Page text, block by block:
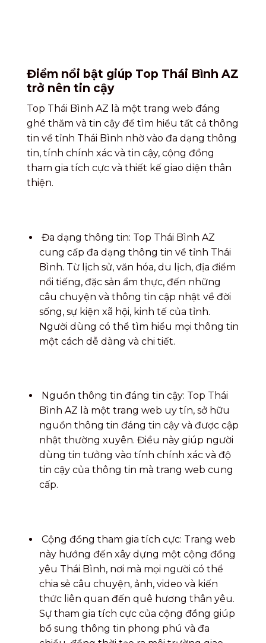
Điểm nổi bật giúp Top Thái Bình AZ
trở nên tin cậy
Top Thái Bình AZ là một trang web đáng
ghé thăm và tin cậy để tìm hiểu tất cả thông
tin về tỉnh Thái Bình nhờ vào đa dạng thông
tin, tính chính xác và tin cậy, cộng đồng
tham gia tích cực và thiết kế giao diện thân
thiện.
Đa dạng thông tin: Top Thái Bình AZ
cung cấp đa dạng thông tin về tỉnh Thái
Bình. Từ lịch sử, văn hóa, du lịch, địa điểm
nổi tiếng, đặc sản ẩm thực, đến những
câu chuyện và thông tin cập nhật về đời
sống, sự kiện xã hội, kinh tế của tỉnh.
Người dùng có thể tìm hiểu mọi thông tin
một cách dễ dàng và chi tiết.
Nguồn thông tin đáng tin cậy: Top Thái
Bình AZ là một trang web uy tín, sở hữu
nguồn thông tin đáng tin cậy và được cập
nhật thường xuyên. Điều này giúp người
dùng tin tưởng vào tính chính xác và độ
tin cậy của thông tin mà trang web cung
cấp.
Cộng đồng tham gia tích cực: Trang web
này hướng đến xây dựng một cộng đồng
yêu Thái Bình, nơi mà mọi người có thể
chia sẻ câu chuyện, ảnh, video và kiến
thức liên quan đến quê hương thân yêu.
Sự tham gia tích cực của cộng đồng giúp
bổ sung thông tin phong phú và đa